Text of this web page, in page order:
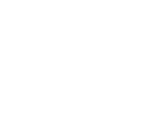
リック